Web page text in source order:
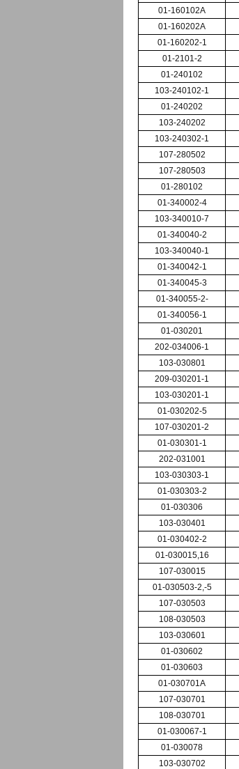
01-160102А
01-160202А
01-160202-1
01-2101-2
01-240102
103-240102-1
01-240202
103-240202
103-240302-1
107-280502
107-280503
01-280102
01-340002-4
103-340010-7
01-340040-2
103-340040-1
01-340042-1
01-340045-3
01-340055-2-
01-340056-1
01-030201
202-034006-1
103-030801
209-030201-1
103-030201-1
01-030202-5
107-030201-2
01-030301-1
202-031001
103-030303-1
01-030303-2
01-030306
103-030401
01-030402-2
01-030015,16
107-030015
01-030503-2,-5
107-030503
108-030503
103-030601
01-030602
01-030603
01-030701А
107-030701
108-030701
01-030067-1
01-030078
103-030702